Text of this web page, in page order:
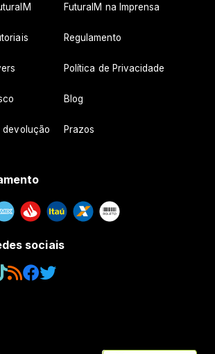
FuturaIM na Imprensa
Regulamento
Política de Privacidade
Blog
devolução Prazos
sociais